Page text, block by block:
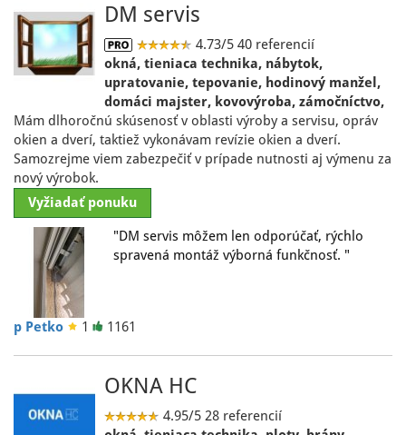
DM servis
4.73/5 40 referencií
okná, tieniaca technika, nábytok,
upratovanie, tepovanie, hodinový manžel,
domáci majster, kovovýroba, zámočníctvo,
Mám dlhoročnú skúsenosť v oblasti výroby a servisu, opráv
okien a dverí, taktiež vykonávam revízie okien a dverí.
Samozrejme viem zabezpečiť v prípade nutnosti aj výmenu za
nový výrobok.
Vyžiadať ponuku
"DM servis môžem len odporúčať, rýchlo
spravená montáž výborná funkčnosť. "
p Petko 1 1161
OKNA HC
4.95/5 28 referencií